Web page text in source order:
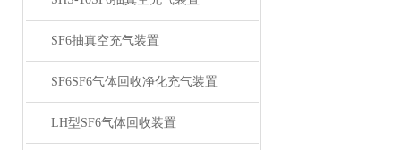
SF6抽真空充气装置
SF6SF6气体回收净化充气装置
LH型SF6气体回收装置